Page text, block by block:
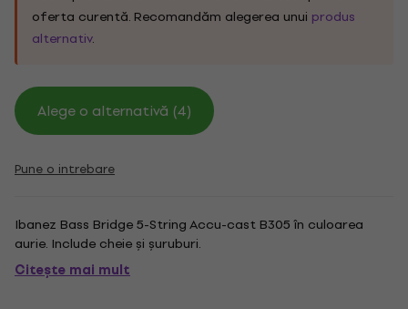
oferta curentă. Recomandăm alegerea unui produs
alternativ.
Alege o alternativă (4)
Pune o intrebare
Ibanez Bass Bridge 5-String Accu-cast B305 în culoarea
aurie. Include cheie și șuruburi.
Citește mai mult